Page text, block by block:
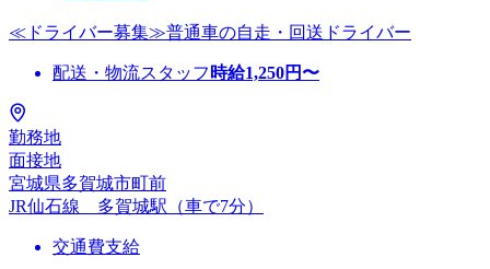
≪ドライバー募集≫普通車の自走・回送ドライバー
配送・物流スタッフ 時給1,250円〜
勤務地
面接地
宮城県多賀城市町前
JR仙石線 多賀城駅（車で7分）
交通費支給